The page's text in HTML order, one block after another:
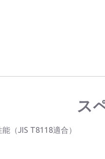
ス
（JIS T8118適合）